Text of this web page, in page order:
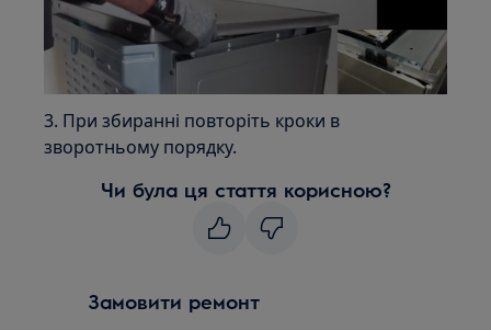
3. При збиранні повторіть кроки в
зворотньому порядку.
Чи була ця стаття корисною?
Замовити ремонт